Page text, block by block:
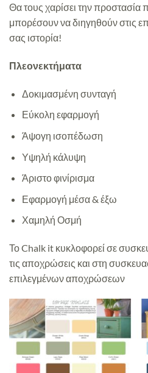
Θα τους χαρίσει την προστασία
μπορέσουν να διηγηθούν στις
σας ιστορία!
Πλεονεκτήματα
Δοκιμασμένη συνταγή
Εύκολη εφαρμογή
Άψογη ισοπέδωση
Υψηλή κάλυψη
Άριστο φινίρισμα
Εφαρμογή μέσα & έξω
Χαμηλή Οσμή
Το Chalk it κυκλοφορεί σε
τις αποχρώσεις και στη
επιλεγμένων αποχρώσεων